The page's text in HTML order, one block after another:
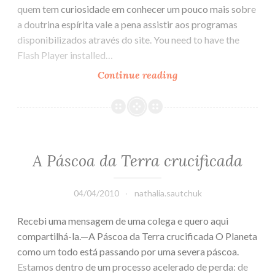
quem tem curiosidade em conhecer um pouco mais sobre
a doutrina espírita vale a pena assistir aos programas
disponibilizados através do site. You need to have the
Flash Player installed…
Continue reading
A Páscoa da Terra crucificada
04/04/2010 nathalia.sautchuk
Recebi uma mensagem de uma colega e quero aqui
compartilhá-la.—A Páscoa da Terra crucificada O Planeta
como um todo está passando por uma severa páscoa.
Estamos dentro de um processo acelerado de perda: de